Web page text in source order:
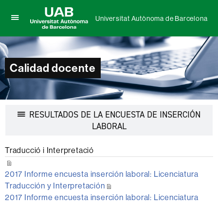
aquí
para
desplegar
el
menú
Autònoma
de
Barcelona
Universitat
de
Barcelona
Universitat Autònoma de Barcelona
Calidad docente
RESULTADOS DE LA ENCUESTA DE INSERCIÓN
LABORAL
Traducció i Interpretació
2017 Informe encuesta inserción laboral: Licenciatura
Traducción y Interpretación
2017 Informe encuesta inserción laboral: Licenciatura